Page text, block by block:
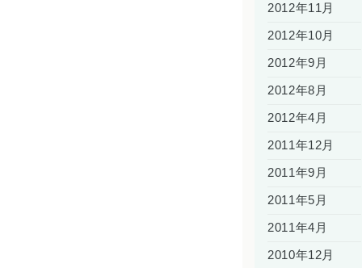
2012年11月
2012年10月
2012年9月
2012年8月
2012年4月
2011年12月
2011年9月
2011年5月
2011年4月
2010年12月